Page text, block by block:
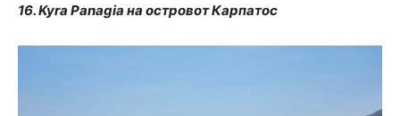
16. Kyra Panagia на островот Карпатос